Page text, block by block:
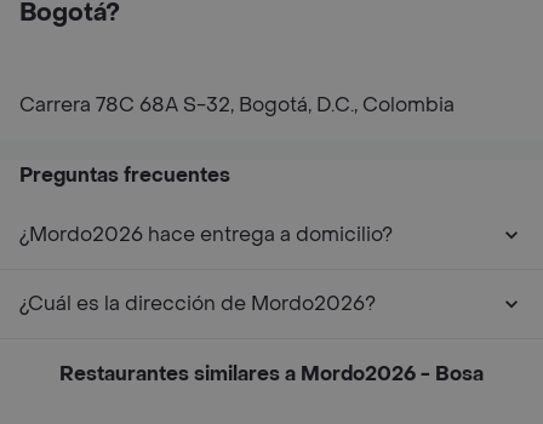
Bogotá?
Carrera 78C 68A S-32, Bogotá, D.C., Colombia
Preguntas frecuentes
¿Mordo2026 hace entrega a domicilio?
¿Cuál es la dirección de Mordo2026?
Restaurantes similares a Mordo2026 - Bosa